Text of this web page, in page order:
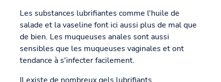
Les substances lubrifiantes comme l'huile de
salade et la vaseline font ici aussi plus de mal que
de bien. Les muqueuses anales sont aussi
sensibles que les muqueuses vaginales et ont
tendance à s'infecter facilement.